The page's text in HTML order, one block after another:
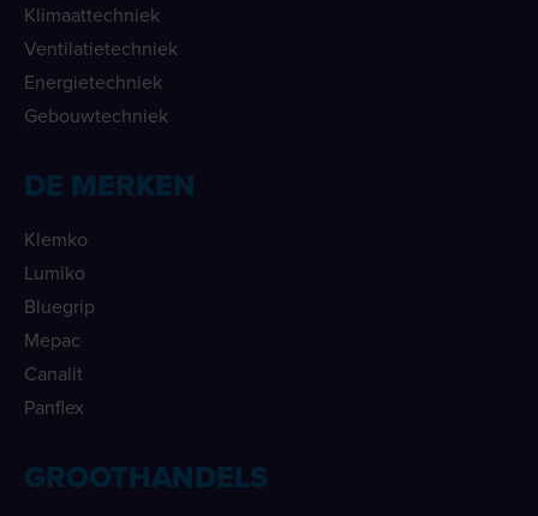
Klimaattechniek
Ventilatietechniek
Energietechniek
Gebouwtechniek
DE MERKEN
Klemko
Lumiko
Bluegrip
Mepac
Canalit
Panflex
GROOTHANDELS